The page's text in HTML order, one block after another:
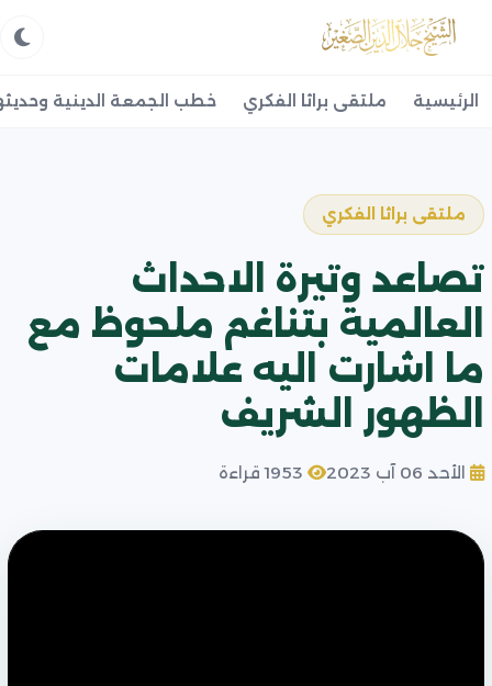
الرئيسية ملتقى براثا الفكري خطب الجمعة الدينية
ملتقى براثا الفكري
تصاعد وتيرة الاحداث
العالمية بتناغم ملحوظ مع
ما اشارت اليه علامات
الظهور الشريف
الأحد 06 آب 2023